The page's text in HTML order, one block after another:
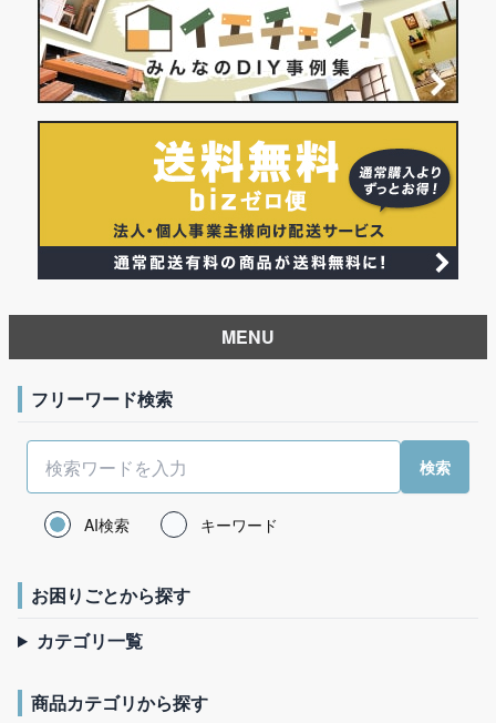
MENU
フリーワード検索
AI検索 キーワード
お困りごとから探す
カテゴリ一覧
商品カテゴリから探す